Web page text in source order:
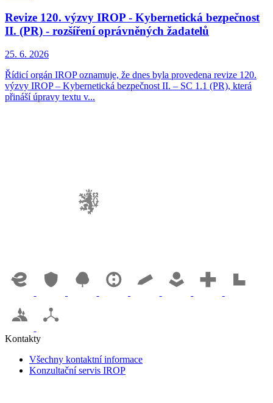
Revize 120. výzvy IROP - Kybernetická bezpečnost
II. (PR) - rozšíření oprávněných žadatelů
25. 6. 2026
Řídicí orgán IROP oznamuje, že dnes byla provedena revize 120.
výzvy IROP – Kybernetická bezpečnost II. – SC 1.1 (PR), která
přináší úpravy textu v...
Kontakty
Všechny kontaktní informace
Konzultační servis IROP